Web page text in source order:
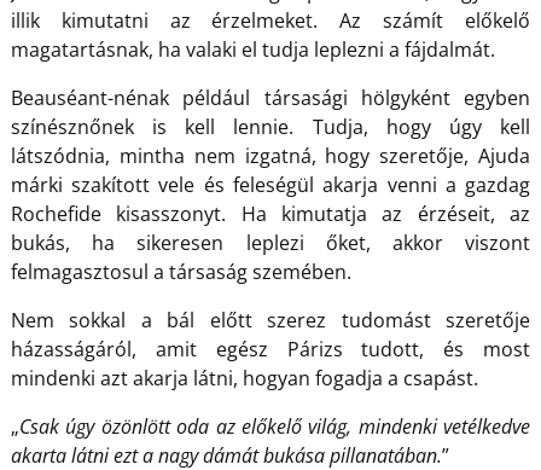
illik kimutatni az érzelmeket. Az számít előkelő
magatartásnak, ha valaki el tudja leplezni a fájdalmát.
Beauséant-nénak például társasági hölgyként egyben
színésznőnek is kell lennie. Tudja, hogy úgy kell
látszódnia, mintha nem izgatná, hogy szeretője, Ajuda
márki szakított vele és feleségül akarja venni a gazdag
Rochefide kisasszonyt. Ha kimutatja az érzéseit, az
bukás, ha sikeresen leplezi őket, akkor viszont
felmagasztosul a társaság szemében.
Nem sokkal a bál előtt szerez tudomást szeretője
házasságáról, amit egész Párizs tudott, és most
mindenki azt akarja látni, hogyan fogadja a csapást.
„Csak úgy özönlött oda az előkelő világ, mindenki vetélkedve
akarta látni ezt a nagy dámát bukása pillanatában.”